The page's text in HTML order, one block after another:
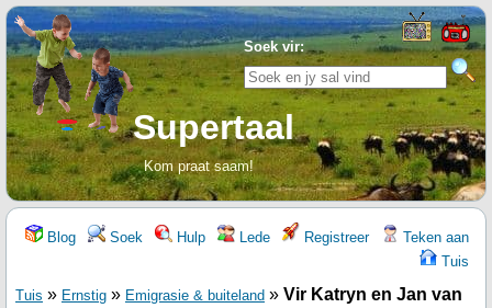
Soek vir:
Supertaal
Kom praat saam!
Blog Soek Hulp Lede Registreer
Teken aan
Tuis
Tuis » Ernstig » Emigrasie & buiteland » Vir Katryn en Jan van